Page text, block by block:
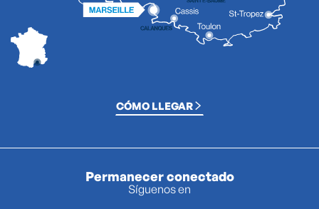
CÓMO LLEGAR
Permanecer conectado
Síguenos en